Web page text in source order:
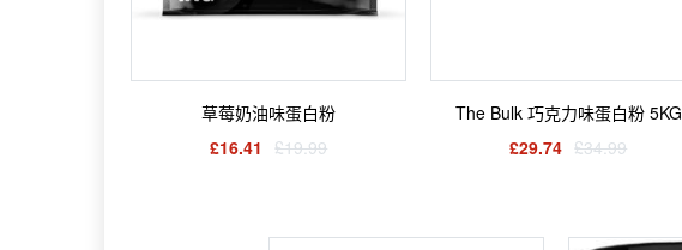
草莓奶油味蛋白粉
£16.41
£19.99
The Bulk 巧克力味蛋白粉 5KG
£29.74 £34.99